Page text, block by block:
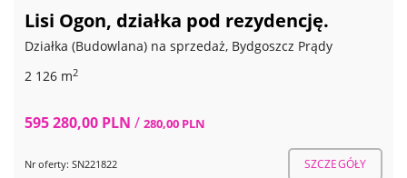
Lisi Ogon, działka pod rezydencję.
Działka (Budowlana) na sprzedaż, Bydgoszcz Prądy
2 126 m2
595 280,00 PLN / 280,00 PLN
Nr oferty: SN221822 SZCZEGÓŁY